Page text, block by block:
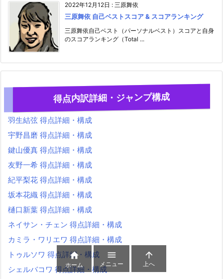
2022年12月12日 : 三原舞依
三原舞依 自己ベストスコア & スコアランキング
三原舞依自己ベスト（パーソナルベスト）スコアと自身
のスコアランキング（Total ...
得点内訳詳細・ジャンプ構成
羽生結弦 得点詳細・構成
宇野昌磨 得点詳細・構成
鍵山優真 得点詳細・構成
友野一希 得点詳細・構成
紀平梨花 得点詳細・構成
坂本花織 得点詳細・構成
樋口新葉 得点詳細・構成
ネイサン・チェン 得点詳細・構成
カミラ・ワリエワ 得点詳細・構成
トゥルソワ 得点詳細・構成
シェルバコワ 得点詳細・構成

ホーム

メニュー

上へ